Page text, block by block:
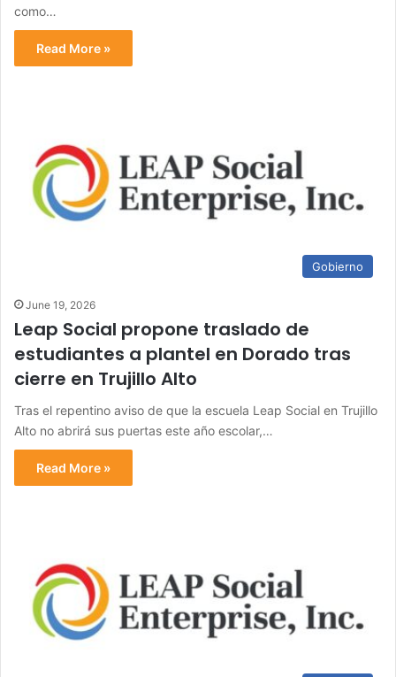
como…
Read More »
Gobierno
June 19, 2026
Leap Social propone traslado de
estudiantes a plantel en Dorado tras
cierre en Trujillo Alto
Tras el repentino aviso de que la escuela Leap Social en Trujillo
Alto no abrirá sus puertas este año escolar,…
Read More »